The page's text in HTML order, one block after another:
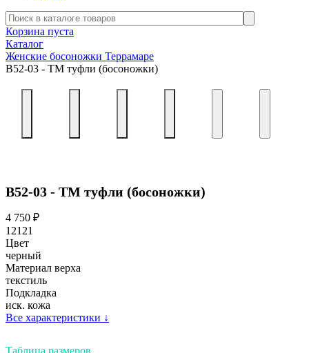
Корзина пуста
Каталог
Женские босоножки Террамаре
В52-03 - ТМ туфли (босоножки)
В52-03 - ТМ туфли (босоножки)
4 750 ₽
12121
Цвет
черный
Материал верха
текстиль
Подкладка
иск. кожа
Все характеристики ↓
Таблица размеров